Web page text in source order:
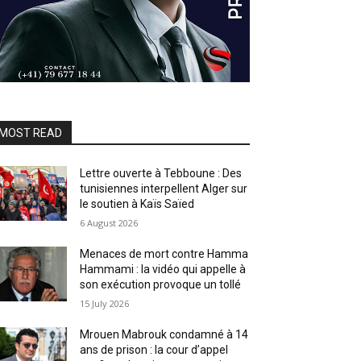
READ
Lettre ouverte à Tebboune : Des
tunisiennes interpellent Alger sur
le soutien à Kaïs Saïed
6 August 2026
Menaces de mort contre Hamma
Hammami : la vidéo qui appelle à
son exécution provoque un tollé
15 July 2026
Mrouen Mabrouk condamné à 14
ans de prison : la cour d’appel